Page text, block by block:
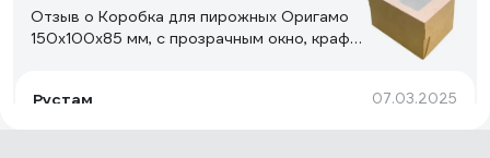
Отзыв о Коробка для пирожных Оригамо
150x100x85 мм, с прозрачным окно, крафт,
Рустам
07.03.2025
Плотность лучше чем у других производителей